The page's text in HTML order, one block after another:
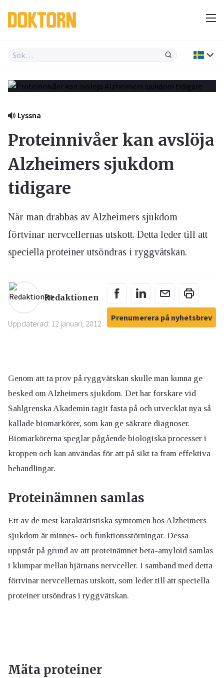
Lyssna
Proteinnivåer kan avslöja
Alzheimers sjukdom
tidigare
När man drabbas av Alzheimers sjukdom
förtvinar nervcellernas utskott. Detta leder till att
speciella proteiner utsöndras i ryggvätskan.
Redaktionen
Uppdaterad: 12 januari, 2012
Prenumerera på nyhetsbrev
Genom att ta prov på ryggvätskan skulle man kunna ge
besked om Alzheimers sjukdom. Det har forskare vid
Sahlgrenska Akademin tagit fasta på och utvecklat nya så
kallade biomarkörer, som kan ge säkrare diagnoser.
Biomarkörerna speglar pågående biologiska processer i
kroppen och kan användas för att på sikt ta fram effektiva
behandlingar.
Proteinämnen samlas
Ett av de mest karaktäristiska symtomen hos Alzheimers
sjukdom är minnes- och funktionsstörningar. Dessa
uppstår på grund av att proteinämnet beta-amyloid samlas
i klumpar mellan hjärnans nervceller. I samband med detta
förtvinar nervcellernas utskott, som leder till att speciella
proteiner utsöndras i ryggvätskan.
Mäta proteiner